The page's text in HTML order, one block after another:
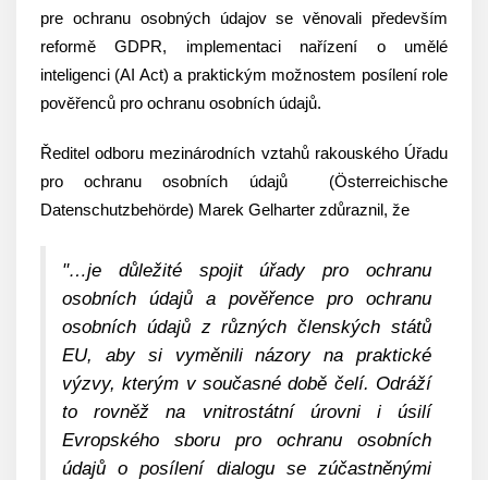
pre ochranu osobných údajov se věnovali především
reformě GDPR, implementaci nařízení o umělé
inteligenci (AI Act) a praktickým možnostem posílení role
pověřenců pro ochranu osobních údajů.
Ředitel odboru mezinárodních vztahů rakouského Úřadu
pro ochranu osobních údajů (Österreichische
Datenschutzbehörde) Marek Gelharter zdůraznil, že
"…je důležité spojit úřady pro ochranu
osobních údajů a pověřence pro ochranu
osobních údajů z různých členských států
EU, aby si vyměnili názory na praktické
výzvy, kterým v současné době čelí. Odráží
to rovněž na vnitrostátní úrovni i úsilí
Evropského sboru pro ochranu osobních
údajů o posílení dialogu se zúčastněnými